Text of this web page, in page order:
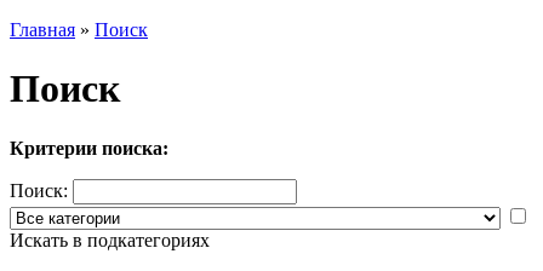
Главная » Поиск
Поиск
Критерии поиска:
Поиск:
Искать в подкатегориях